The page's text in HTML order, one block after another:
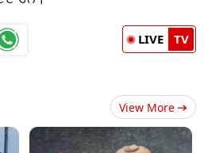
LIVE TV
View More